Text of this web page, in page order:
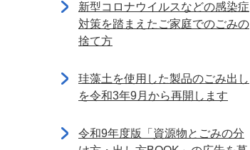
新型コロナウイルスなどの感染症
対策を踏まえたご家庭でのごみの
捨て方
珪藻土を使用した製品のごみ出し
を令和3年9月から再開します
令和9年度版「資源物とごみの分